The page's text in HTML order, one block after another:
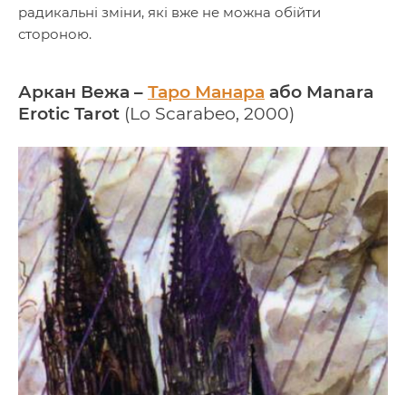
радикальні зміни, які вже не можна обійти
стороною.
Аркан Вежа – Таро Манара або Manara
Erotic Tarot (Lo Scarabeo, 2000)